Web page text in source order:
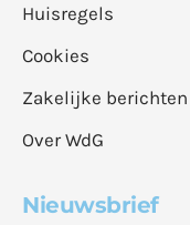
Huisregels
Cookies
Zakelijke berichten
Over WdG
Nieuwsbrief